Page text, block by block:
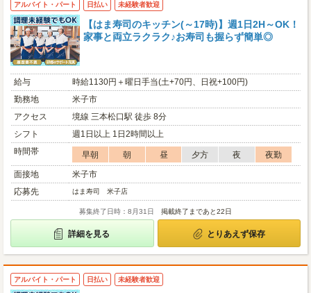
アルバイト・パート 日払い 未経験者歓迎
【はま寿司のキッチン(～17時)】週1日2H～OK！
家事と両立ラクラク♪お寿司も握らず簡単◎
給与
時給1130円＋曜日手当(土+70円、日祝+100円)
勤務地
米子市
アクセス
境線 三本松口駅 徒歩 8分
シフト
週1日以上 1日2時間以上
時間帯
早朝 朝 昼 夕方 夜
夜勤
面接地
米子市
応募先
はま寿司 米子店
募集終了日時：8月31日 掲載終了まであと22日
詳細を見る とりあえず保存
アルバイト・パート 日払い 未経験者歓迎